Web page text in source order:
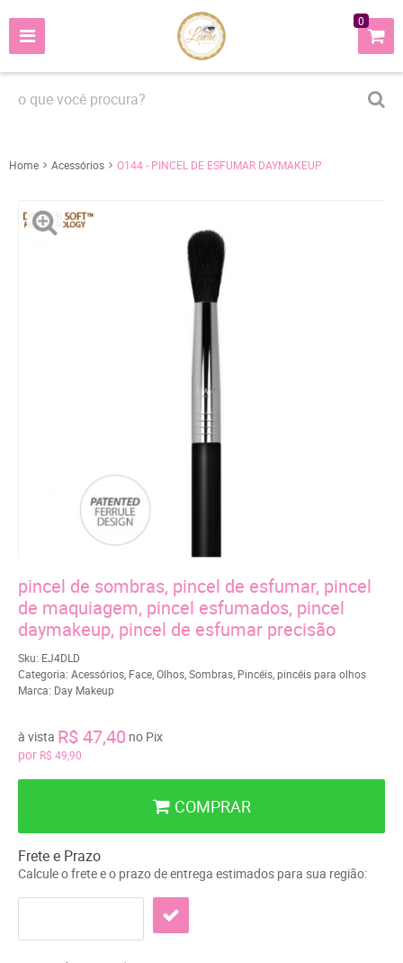
0
Home Acessórios O144 - PINCEL DE ESFUMAR DAYMAKEUP
pincel de sombras, pincel de esfumar, pincel
de maquiagem, pincel esfumados, pincel
daymakeup, pincel de esfumar precisão
Sku: EJ4DLD
Categoria: Acessórios Face Olhos Sombras Pincéis pincéis para olhos
Marca: Day Makeup
por R$ 49,90
à vista R$ 47,40 no Pix
COMPRAR
Frete e Prazo
Calcule o frete e o prazo de entrega estimados para sua região: